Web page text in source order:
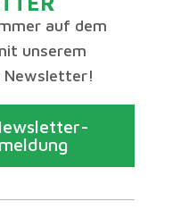
auf dem
unserem
Newsletter!